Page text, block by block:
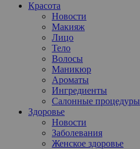
Красота
Новости
Макияж
Лицо
Тело
Волосы
Маникюр
Ароматы
Ингредиенты
Салонные процедуры
Здоровье
Новости
Заболевания
Женское здоровье